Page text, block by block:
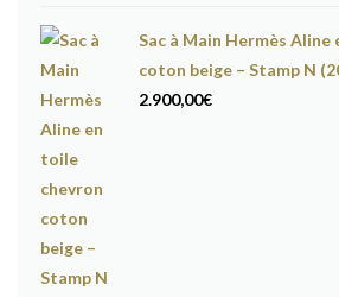
Sac à Main Hermès
coton beige – Stamp N
2.900,00€